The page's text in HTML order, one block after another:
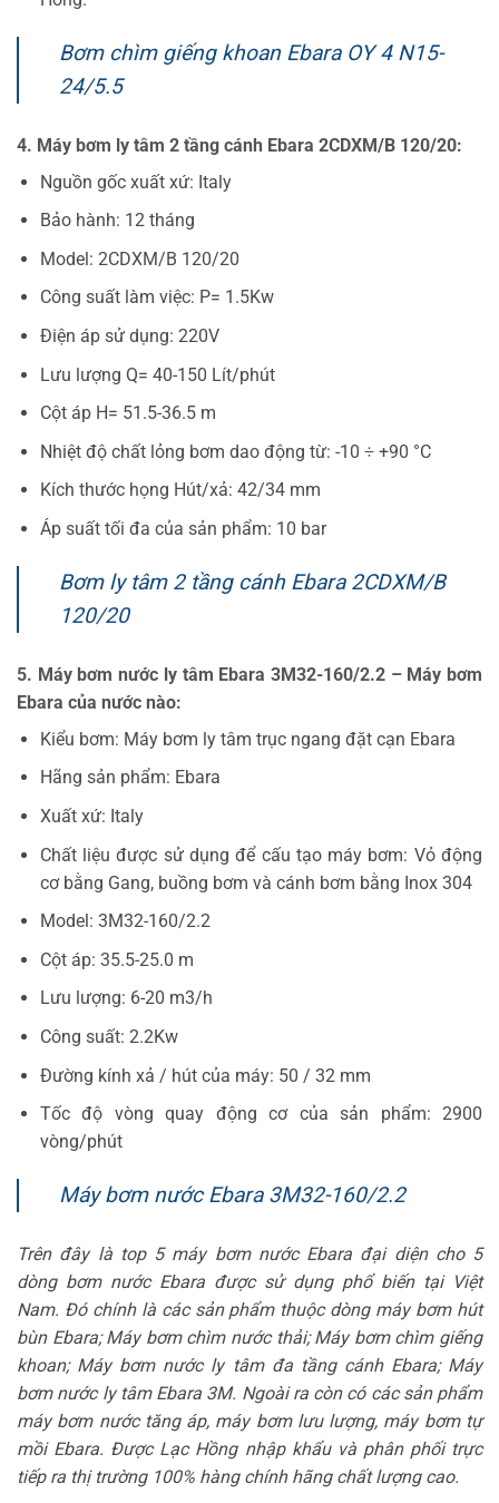
Bơm chìm giếng khoan Ebara OY 4 N15-
24/5.5
4. Máy bơm ly tâm 2 tầng cánh Ebara 2CDXM/B 120/20:
Nguồn gốc xuất xứ: Italy
Bảo hành: 12 tháng
Model: 2CDXM/B 120/20
Công suất làm việc: P= 1.5Kw
Điện áp sử dụng: 220V
Lưu lượng Q= 40-150 Lít/phút
Cột áp H= 51.5-36.5 m
Nhiệt độ chất lỏng bơm dao động từ: -10 ÷ +90 °C
Kích thước họng Hút/xả: 42/34 mm
Áp suất tối đa của sản phẩm: 10 bar
Bơm ly tâm 2 tầng cánh Ebara 2CDXM/B
120/20
5. Máy bơm nước ly tâm Ebara 3M32-160/2.2 – Máy bơm
Ebara của nước nào:
Kiểu bơm: Máy bơm ly tâm trục ngang đặt cạn Ebara
Hãng sản phẩm: Ebara
Xuất xứ: Italy
Chất liệu được sử dụng để cấu tạo máy bơm: Vỏ động
cơ bằng Gang, buồng bơm và cánh bơm bằng Inox 304
Model: 3M32-160/2.2
Cột áp: 35.5-25.0 m
Lưu lượng: 6-20 m3/h
Công suất: 2.2Kw
Đường kính xả / hút của máy: 50 / 32 mm
Tốc độ vòng quay động cơ của sản phẩm: 2900
vòng/phút
Máy bơm nước Ebara 3M32-160/2.2
Trên đây là top 5 máy bơm nước Ebara đại diện cho 5
dòng bơm nước Ebara được sử dụng phổ biến tại Việt
Nam. Đó chính là các sản phẩm thuộc dòng máy bơm hút
bùn Ebara; Máy bơm chìm nước thải; Máy bơm chìm giếng
khoan; Máy bơm nước ly tâm đa tầng cánh Ebara; Máy
bơm nước ly tâm Ebara 3M. Ngoài ra còn có các sản phẩm
máy bơm nước tăng áp, máy bơm lưu lượng, máy bơm tự
mồi Ebara. Được Lạc Hồng nhập khẩu và phân phối trực
tiếp ra thị trường 100% hàng chính hãng chất lượng cao.